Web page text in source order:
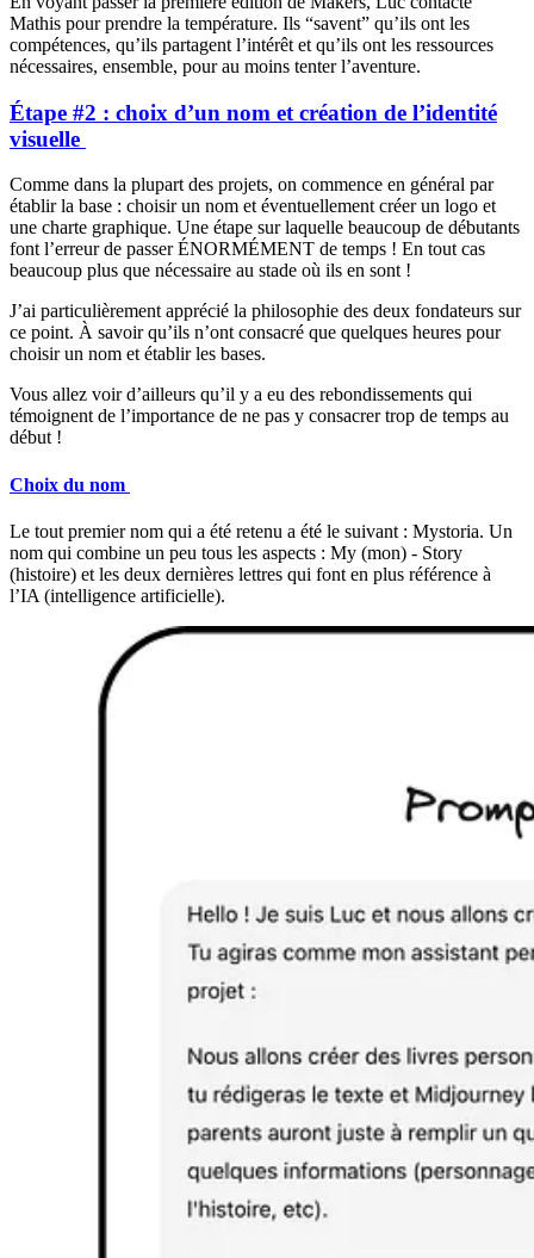
Mathis pour prendre la température. Ils “savent” qu’ils ont les
compétences, qu’ils partagent l’intérêt et qu’ils ont les ressources
nécessaires, ensemble, pour au moins tenter l’aventure.
Étape #2 : choix d’un nom et création de l’identité
visuelle
Comme dans la plupart des projets, on commence en général par
établir la base : choisir un nom et éventuellement créer un logo et
une charte graphique. Une étape sur laquelle beaucoup de débutants
font l’erreur de passer ÉNORMÉMENT de temps ! En tout cas
beaucoup plus que nécessaire au stade où ils en sont !
J’ai particulièrement apprécié la philosophie des deux fondateurs sur
ce point. À savoir qu’ils n’ont consacré que quelques heures pour
choisir un nom et établir les bases.
Vous allez voir d’ailleurs qu’il y a eu des rebondissements qui
témoignent de l’importance de ne pas y consacrer trop de temps au
début !
Choix du nom
Le tout premier nom qui a été retenu a été le suivant : Mystoria. Un
nom qui combine un peu tous les aspects : My (mon) - Story
(histoire) et les deux dernières lettres qui font en plus référence à
l’IA (intelligence artificielle).